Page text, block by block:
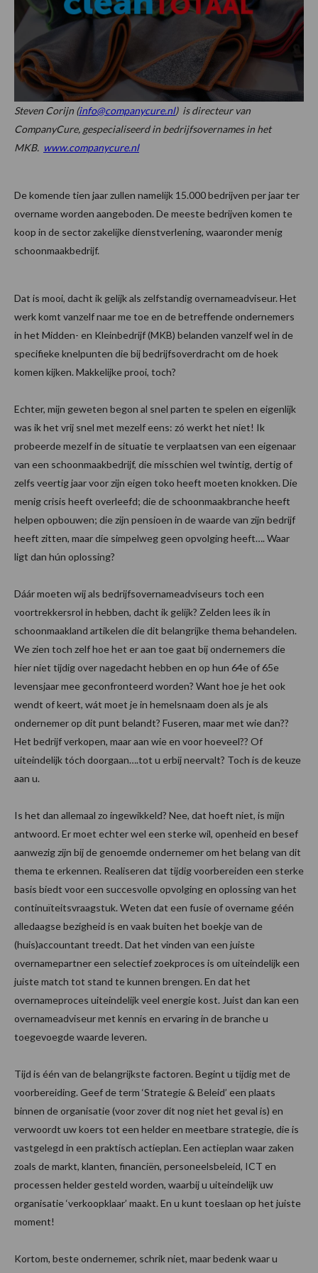
Steven Corijn (info@companycure.nl) is directeur van
CompanyCure, gespecialiseerd in bedrijfsovernames in het
MKB. www.companycure.nl
De komende tien jaar zullen namelijk 15.000 bedrijven per jaar ter
overname worden aangeboden. De meeste bedrijven komen te
koop in de sector zakelijke dienstverlening, waaronder menig
schoonmaakbedrijf.
Dat is mooi, dacht ik gelijk als zelfstandig overnameadviseur. Het
werk komt vanzelf naar me toe en de betreffende ondernemers
in het Midden- en Kleinbedrijf (MKB) belanden vanzelf wel in de
specifieke knelpunten die bij bedrijfsoverdracht om de hoek
komen kijken. Makkelijke prooi, toch?
Echter, mijn geweten begon al snel parten te spelen en eigenlijk
was ik het vrij snel met mezelf eens: zó werkt het niet! Ik
probeerde mezelf in de situatie te verplaatsen van een eigenaar
van een schoonmaakbedrijf, die misschien wel twintig, dertig of
zelfs veertig jaar voor zijn eigen toko heeft moeten knokken. Die
menig crisis heeft overleefd; die de schoonmaakbranche heeft
helpen opbouwen; die zijn pensioen in de waarde van zijn bedrijf
heeft zitten, maar die simpelweg geen opvolging heeft…. Waar
ligt dan hún oplossing?
Dáár moeten wij als bedrijfsovernameadviseurs toch een
voortrekkersrol in hebben, dacht ik gelijk? Zelden lees ik in
schoonmaakland artikelen die dit belangrijke thema behandelen.
We zien toch zelf hoe het er aan toe gaat bij ondernemers die
hier niet tijdig over nagedacht hebben en op hun 64e of 65e
levensjaar mee geconfronteerd worden? Want hoe je het ook
wendt of keert, wát moet je in hemelsnaam doen als je als
ondernemer op dit punt belandt? Fuseren, maar met wie dan??
Het bedrijf verkopen, maar aan wie en voor hoeveel?? Of
uiteindelijk tóch doorgaan….tot u erbij neervalt? Toch is de keuze
aan u.
Is het dan allemaal zo ingewikkeld? Nee, dat hoeft niet, is mijn
antwoord. Er moet echter wel een sterke wil, openheid en besef
aanwezig zijn bij de genoemde ondernemer om het belang van dit
thema te erkennen. Realiseren dat tijdig voorbereiden een sterke
basis biedt voor een succesvolle opvolging en oplossing van het
continuïteitsvraagstuk. Weten dat een fusie of overname géén
alledaagse bezigheid is en vaak buiten het boekje van de
(huis)accountant treedt. Dat het vinden van een juiste
overnamepartner een selectief zoekproces is om uiteindelijk een
juiste match tot stand te kunnen brengen. En dat het
overnameproces uiteindelijk veel energie kost. Juist dan kan een
overnameadviseur met kennis en ervaring in de branche u
toegevoegde waarde leveren.
Tijd is één van de belangrijkste factoren. Begint u tijdig met de
voorbereiding. Geef de term ‘Strategie & Beleid’ een plaats
binnen de organisatie (voor zover dit nog niet het geval is) en
verwoordt uw koers tot een helder en meetbare strategie, die is
vastgelegd in een praktisch actieplan. Een actieplan waar zaken
zoals de markt, klanten, financiën, personeelsbeleid, ICT en
processen helder gesteld worden, waarbij u uiteindelijk uw
organisatie ‘verkoopklaar’ maakt. En u kunt toeslaan op het juiste
moment!
Kortom, beste ondernemer, schrik niet, maar bedenk waar u